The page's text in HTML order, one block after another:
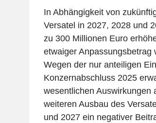
In Abhängigkeit von
Versatel in 2027, 2028 und
zu 300 Millionen Euro
etwaiger Anpassungsbetrag
Wegen der nur anteiligen
Konzernabschluss 2025
wesentlichen Auswirkungen
weiteren Ausbau des
und 2027 ein negativer